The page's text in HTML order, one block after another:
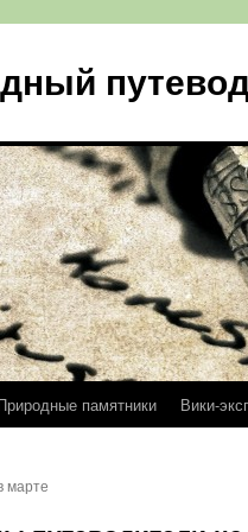
памятники Вики-
марте